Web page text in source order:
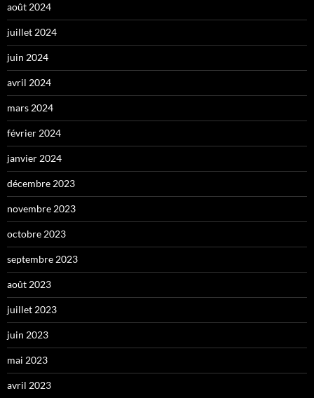
août 2024
juillet 2024
juin 2024
avril 2024
mars 2024
février 2024
janvier 2024
décembre 2023
novembre 2023
octobre 2023
septembre 2023
août 2023
juillet 2023
juin 2023
mai 2023
avril 2023